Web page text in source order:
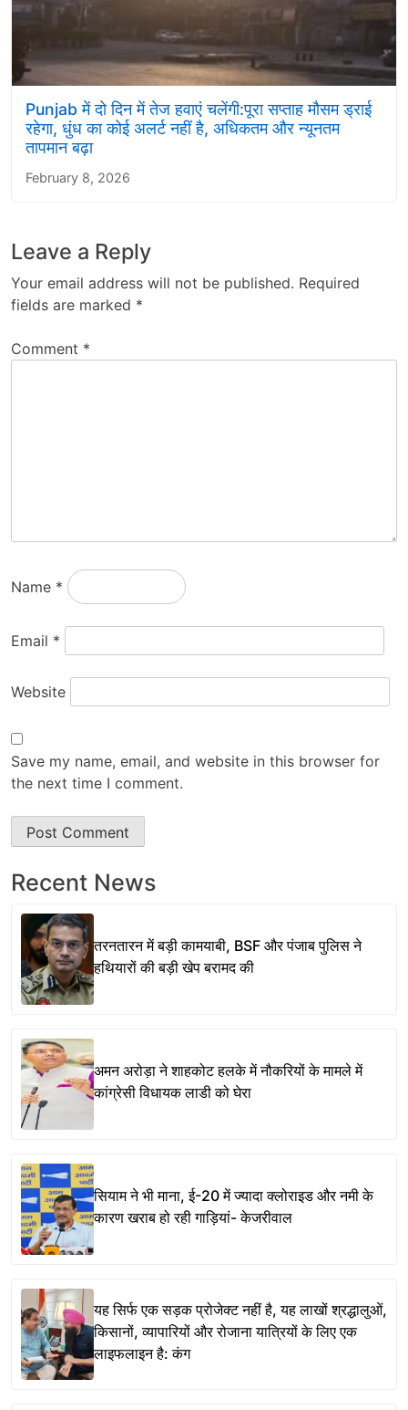
Punjab में दो दिन में तेज हवाएं चलेंगी:पूरा सप्ताह मौसम ड्राई
रहेगा, धुंध का कोई अलर्ट नहीं है, अधिकतम और न्यूनतम
तापमान बढ़ा
February 8, 2026
Leave a Reply
Your email address will not be published. Required
fields are marked *
Comment *
Name *
Email *
Website
Save my name, email, and website in this browser for
the next time I comment.
Recent News
तरनतारन में बड़ी कामयाबी, BSF और पंजाब पुलिस ने
हथियारों की बड़ी खेप बरामद की
अमन अरोड़ा ने शाहकोट हलके में नौकरियों के मामले में
कांग्रेसी विधायक लाडी को घेरा
सियाम ने भी माना, ई-20 में ज्यादा क्लोराइड और नमी के
कारण खराब हो रही गाड़ियां- केजरीवाल
यह सिर्फ एक सड़क प्रोजेक्ट नहीं है, यह लाखों श्रद्धालुओं,
किसानों, व्यापारियों और रोजाना यात्रियों के लिए एक
लाइफलाइन है: कंग